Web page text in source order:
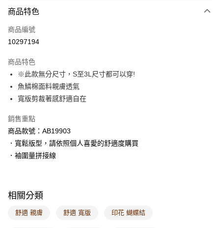
付款後全家取貨
萊爾富取貨付款
付款後萊爾富取貨
每筆NT$60，滿NT$1,000(含以上)免運費
7-11取貨付款
每筆NT$60，滿NT$1,000(含以上)免運費
付款後7-11取貨
每筆NT$60，滿NT$1,000(含以上)免運費
付款後門市自取
每筆NT$60，滿NT$1,000(含以上)免運費
商品特色
商品編號
10297194
商品特色
※此款無分尺寸，S至3L尺寸都可以穿!
魚鱗棉面料親膚透氣
寬版剪裁著感舒適自在
銷售重點
商品款號：AB19903
．寬鬆版型，請依照個人喜愛的舒適度購買
．袖圍量拼接線
相關分類
舒適 親膚 舒適 寬版 印花 蝴蝶結